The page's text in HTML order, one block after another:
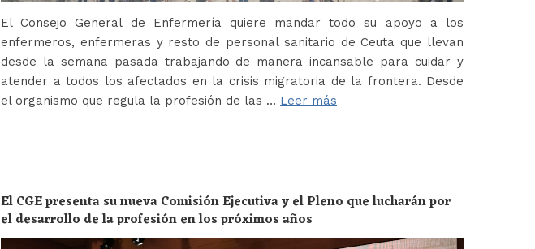
El Consejo General de Enfermería quiere mandar todo su apoyo a los
enfermeros, enfermeras y resto de personal sanitario de Ceuta que llevan
desde la semana pasada trabajando de manera incansable para cuidar y
atender a todos los afectados en la crisis migratoria de la frontera. Desde
el organismo que regula la profesión de las … Leer más
El CGE presenta su nueva Comisión Ejecutiva y el Pleno que lucharán por
el desarrollo de la profesión en los próximos años